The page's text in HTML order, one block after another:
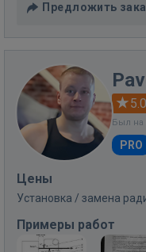
Предложить
5.0
Был на
PRO
Цены
Установка / замена
Примеры работ